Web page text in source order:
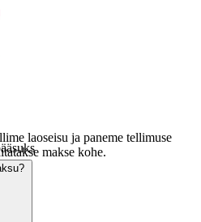
laoseisu ja paneme tellimuse
makse kohe.